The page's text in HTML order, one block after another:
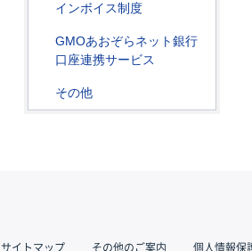
インボイス制度
GMOあおぞらネット銀行
口座連携サービス
その他
サイトマップ その他のご案内 個人情報保